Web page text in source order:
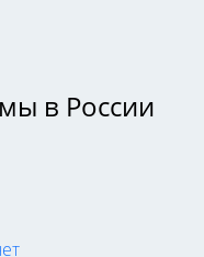
в России